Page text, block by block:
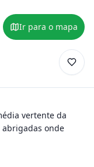
Ir para o mapa
vertente da
abrigadas onde